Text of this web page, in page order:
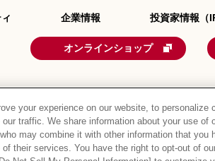
企業情報 投資家情報（
オンラインショップ
RSSの配信について プライバシーポリシ
your experience on our website, to personalize
traffic. We share information about your use of
may combine it with other information that you
their services. You have the right to opt-out of